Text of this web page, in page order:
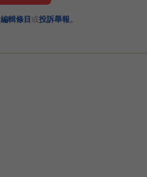
編輯條目 或投訴舉報 。